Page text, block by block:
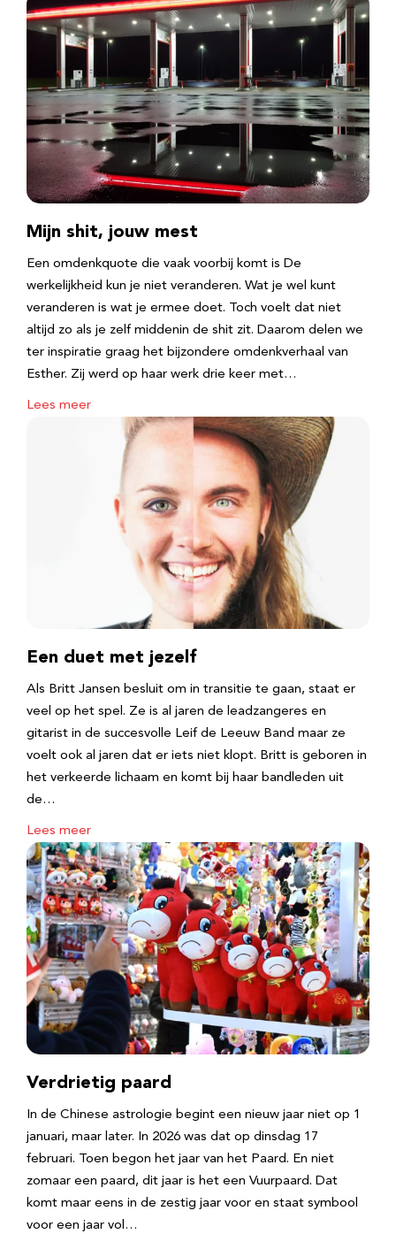
Mijn shit, jouw mest
Een omdenkquote die vaak voorbij komt is De
werkelijkheid kun je niet veranderen. Wat je wel kunt
veranderen is wat je ermee doet. Toch voelt dat niet
altijd zo als je zelf middenin de shit zit. Daarom delen we
ter inspiratie graag het bijzondere omdenkverhaal van
Esther. Zij werd op haar werk drie keer met…
Lees meer
Een duet met jezelf
Als Britt Jansen besluit om in transitie te gaan, staat er
veel op het spel. Ze is al jaren de leadzangeres en
gitarist in de succesvolle Leif de Leeuw Band maar ze
voelt ook al jaren dat er iets niet klopt. Britt is geboren in
het verkeerde lichaam en komt bij haar bandleden uit
de…
Lees meer
Verdrietig paard
In de Chinese astrologie begint een nieuw jaar niet op 1
januari, maar later. In 2026 was dat op dinsdag 17
februari. Toen begon het jaar van het Paard. En niet
zomaar een paard, dit jaar is het een Vuurpaard. Dat
komt maar eens in de zestig jaar voor en staat symbool
voor een jaar vol…